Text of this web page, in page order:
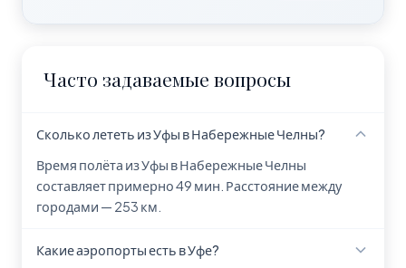
Часто задаваемые вопросы
Сколько лететь из Уфы в Набережные Челны?
Время полёта из Уфы в Набережные Челны
составляет примерно 49 мин. Расстояние между
городами — 253 км.
Какие аэропорты есть в Уфе?